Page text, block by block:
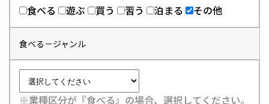
食べる 遊ぶ 買う 習う 泊まる その他
食べる－ジャンル
※業種区分が『食べる』の場合、選択してください。